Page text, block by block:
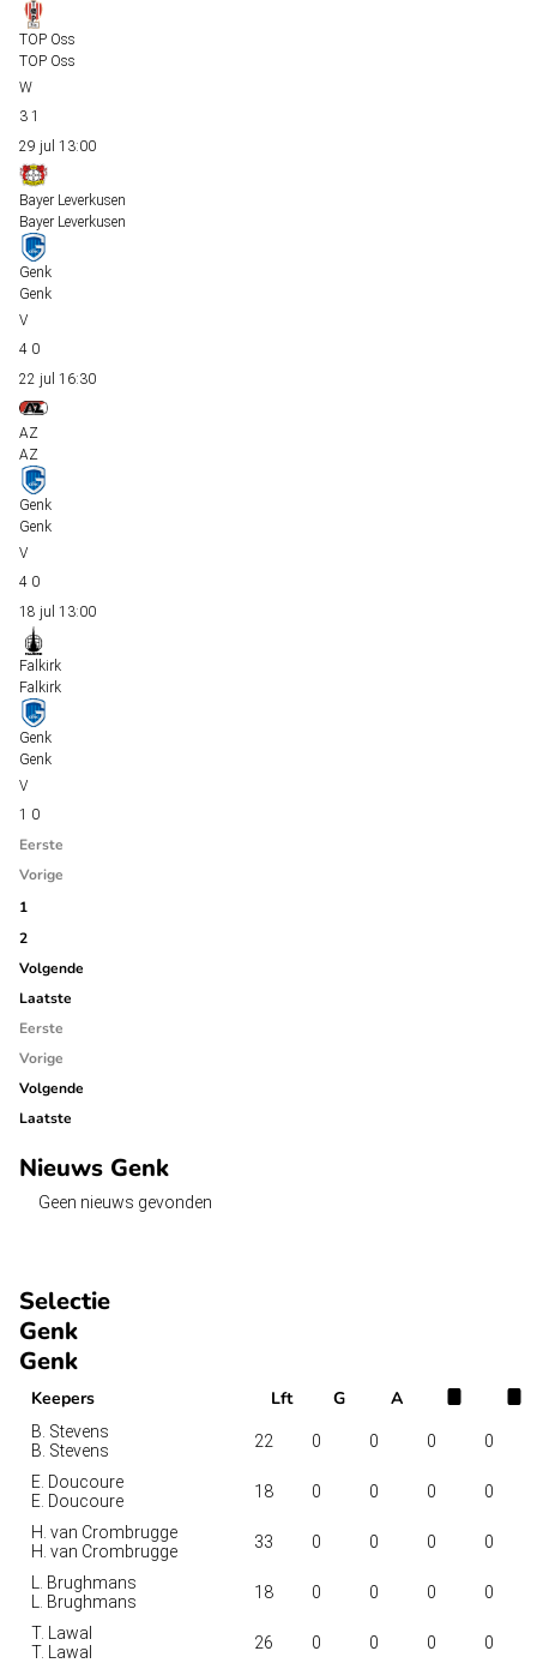
TOP Oss
TOP Oss
3 1
29 jul 13:00
Bayer Leverkusen
Bayer Leverkusen
Genk
Genk
4 0
22 jul 16:30
AZ
AZ
Genk
Genk
4 0
18 jul 13:00
Falkirk
Falkirk
Genk
Genk
1 0
Eerste
Vorige
1
2
Volgende
Laatste
Eerste
Vorige
Volgende
Laatste
Nieuws Genk
Geen nieuws gevonden
Selectie
Genk
Genk
Keepers Lft G A
B. Stevens
B. Stevens
22 0 0 0 0
E. Doucoure
E. Doucoure
18 0 0 0 0
H. van Crombrugge
H. van Crombrugge
33 0 0 0 0
L. Brughmans
L. Brughmans
18 0 0 0 0
T. Lawal
T. Lawal
26 0 0 0 0